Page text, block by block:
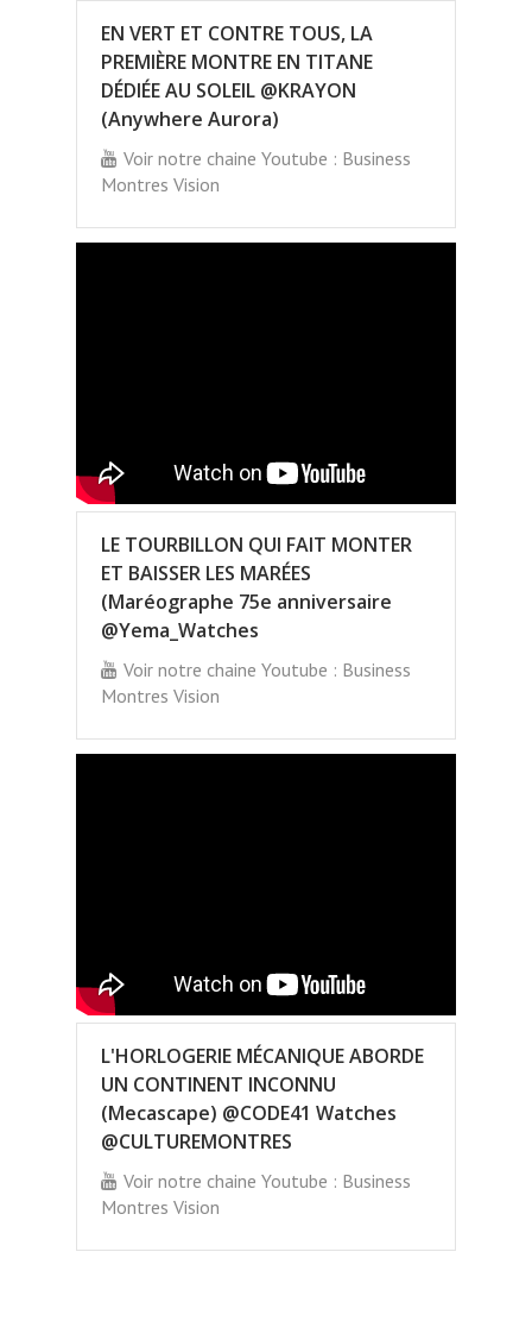
EN VERT ET CONTRE TOUS, LA
PREMIÈRE MONTRE EN TITANE
DÉDIÉE AU SOLEIL @KRAYON
(Anywhere Aurora)
Voir notre chaine Youtube : Business
Montres Vision
LE TOURBILLON QUI FAIT MONTER
ET BAISSER LES MARÉES
(Maréographe 75e anniversaire
@Yema_Watches
Voir notre chaine Youtube : Business
Montres Vision
L'HORLOGERIE MÉCANIQUE ABORDE
UN CONTINENT INCONNU
(Mecascape) @CODE41 Watches
@CULTUREMONTRES
Voir notre chaine Youtube : Business
Montres Vision